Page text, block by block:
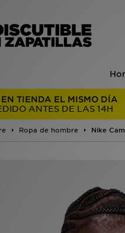
TIENDA EL MISMO DÍA
ANTES DE LAS 14H
Ropa de hombre Nike